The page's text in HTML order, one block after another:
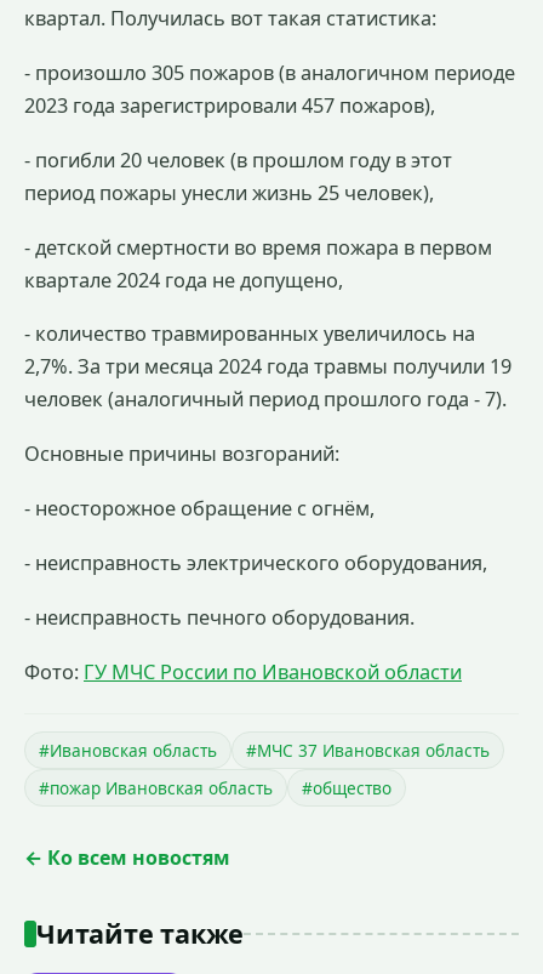
квартал. Получилась вот такая статистика:
- произошло 305 пожаров (в аналогичном периоде
2023 года зарегистрировали 457 пожаров),
- погибли 20 человек (в прошлом году в этот
период пожары унесли жизнь 25 человек),
- детской смертности во время пожара в первом
квартале 2024 года не допущено,
- количество травмированных увеличилось на
2,7%. За три месяца 2024 года травмы получили 19
человек (аналогичный период прошлого года - 7).
Основные причины возгораний:
- неосторожное обращение с огнём,
- неисправность электрического оборудования,
- неисправность печного оборудования.
Фото: ГУ МЧС России по Ивановской области
#Ивановская область
#МЧС 37 Ивановская область
#пожар Ивановская область
#общество
← Ко всем новостям
Читайте также